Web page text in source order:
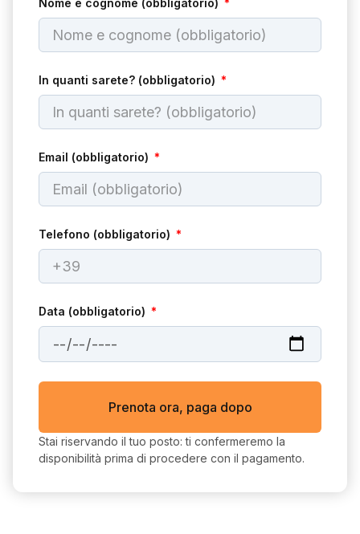
In quanti sarete? (obbligatorio)
Email (obbligatorio)
Telefono (obbligatorio)
Data (obbligatorio)
Prenota ora, paga dopo
Stai riservando il tuo posto: ti confermeremo la
disponibilità prima di procedere con il pagamento.